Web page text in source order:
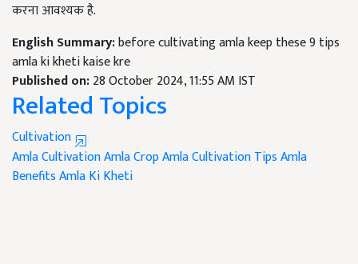
करना आवश्यक है.
English Summary:before cultivating amla keep these 9 tips
amla ki kheti kaise kre
Published on:28 October 2024, 11:55 AM IST
Related Topics
Cultivation
Amla CultivationAmla CropAmla Cultivation TipsAmla
BenefitsAmla Ki Kheti